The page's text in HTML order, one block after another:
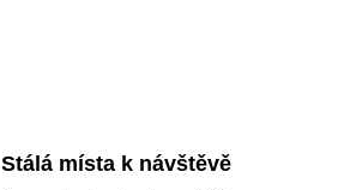
Stálá místa k návštěvě